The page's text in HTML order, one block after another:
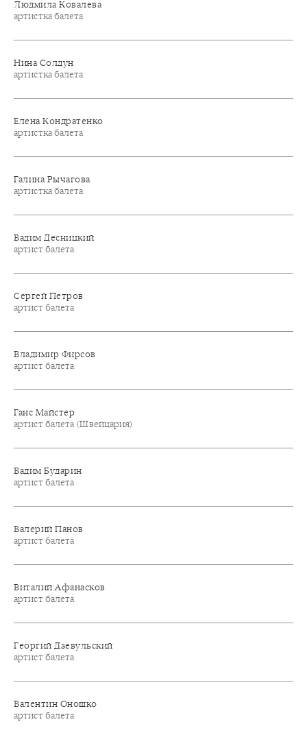
Людмила Ковалева
артистка балета
Нина Солдун
артистка балета
Елена Кондратенко
артистка балета
Галина Рычагова
артистка балета
Вадим Десницкий
артист балета
Сергей Петров
артист балета
Владимир Фирсов
артист балета
Ганс Майстер
артист балета (Швейцария)
Вадим Бударин
артист балета
Валерий Панов
артист балета
Виталий Афанасков
артист балета
Георгий Дзевульский
артист балета
Валентин Оношко
артист балета